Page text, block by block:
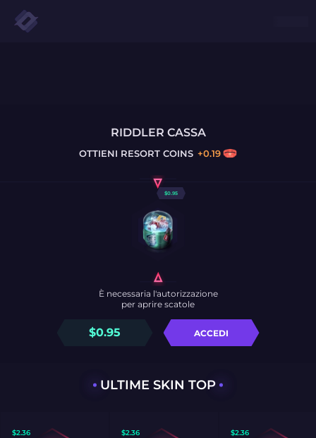
RIDDLER CASSA
OTTIENI RESORT COINS +0.19
$0.95
$0.95 ACCEDI
È necessaria l'autorizzazione
per aprire scatole
ULTIME SKIN TOP
$2.36 $2.36 $2.36